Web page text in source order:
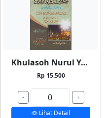
Khulasoh Nurul Yaqin 2
Rp 15.500
-
+
Lihat Detail